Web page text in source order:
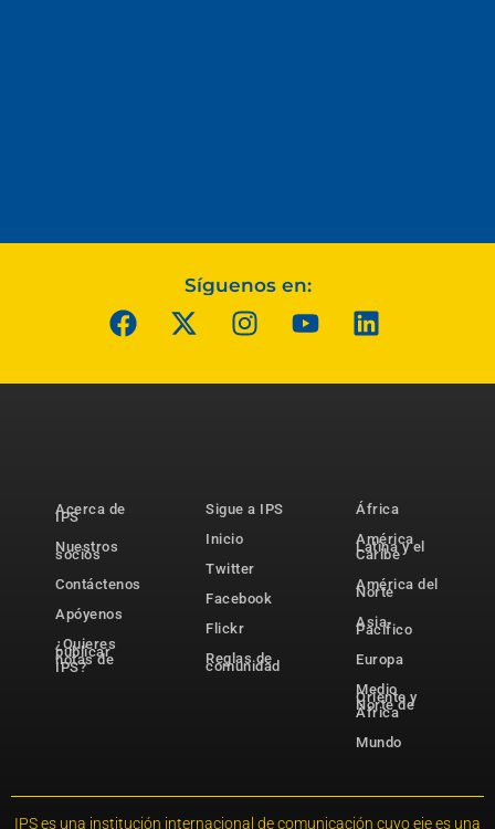
Síguenos en:
Acerca de
IPS
Nuestros
socios
Contáctenos
Apóyenos
¿Quieres
publicar
notas de
IPS?
Sigue a IPS
Inicio
Twitter
Facebook
Flickr
Reglas de
comunidad
África
América
Latina y el
Caribe
América del
Norte
Asia-
Pacífico
Europa
Medio
Oriente y
Norte de
África
Mundo
IPS es una institución internacional de comunicación cuyo eje es una